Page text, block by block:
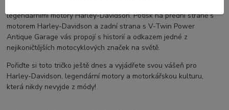
legendárními motory Harley-Davidson. Potisk na přední straně s
motorem Harley-Davidson a zadní strana s V-Twin Power
Antique Garage vás propojí s historií a odkazem jedné z
nejikoničtějších motocyklových značek na světě.
Pořiďte si toto tričko ještě dnes a vyjádřete svou vášeň pro
Harley-Davidson, legendární motory a motorkářskou kulturu,
která nikdy nevyjde z módy!